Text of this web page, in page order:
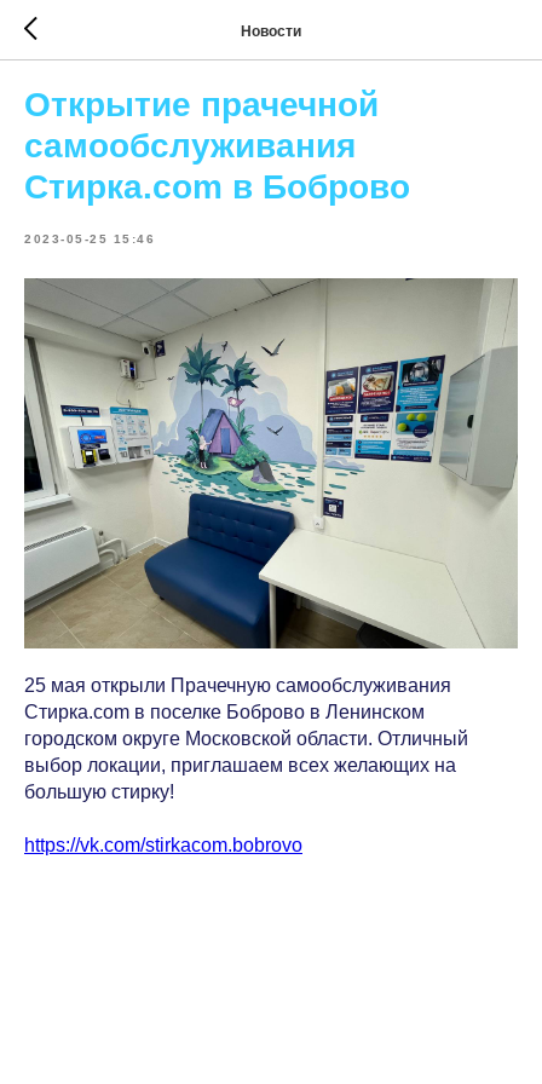
Новости
Открытие прачечной
самообслуживания
Стирка.com в Боброво
2023-05-25 15:46
25 мая открыли Прачечную самообслуживания
Стирка.com в поселке Боброво в Ленинском
городском округе Московской области. Отличный
выбор локации, приглашаем всех желающих на
большую стирку!
https://vk.com/stirkacom.bobrovo